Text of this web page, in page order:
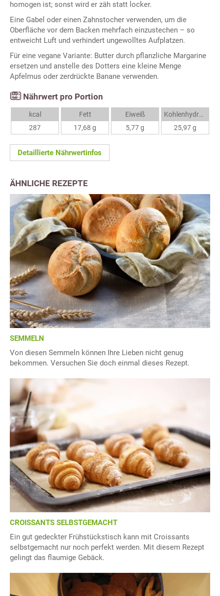
homogen ist; sonst wird er zäh statt locker.
Eine Gabel oder einen Zahnstocher verwenden, um die
Oberfläche vor dem Backen mehrfach einzustechen – so
entweicht Luft und verhindert ungewolltes Aufplatzen.
Für eine vegane Variante: Butter durch pflanzliche Margarine
ersetzen und anstelle des Dotters eine kleine Menge
Apfelmus oder zerdrückte Banane verwenden.
Nährwert pro Portion
kcal
287
Fett
17,68 g
Eiweiß
5,77 g
Kohlenhydrate
25,97 g
Detaillierte Nährwertinfos
ÄHNLICHE REZEPTE
SEMMELN
Von diesen Semmeln können Ihre Lieben nicht genug
bekommen. Versuchen Sie doch einmal dieses Rezept.
CROISSANTS SELBSTGEMACHT
Ein gut gedeckter Frühstückstisch kann mit Croissants
selbstgemacht nur noch perfekt werden. Mit diesem Rezept
gelingt das flaumige Gebäck.